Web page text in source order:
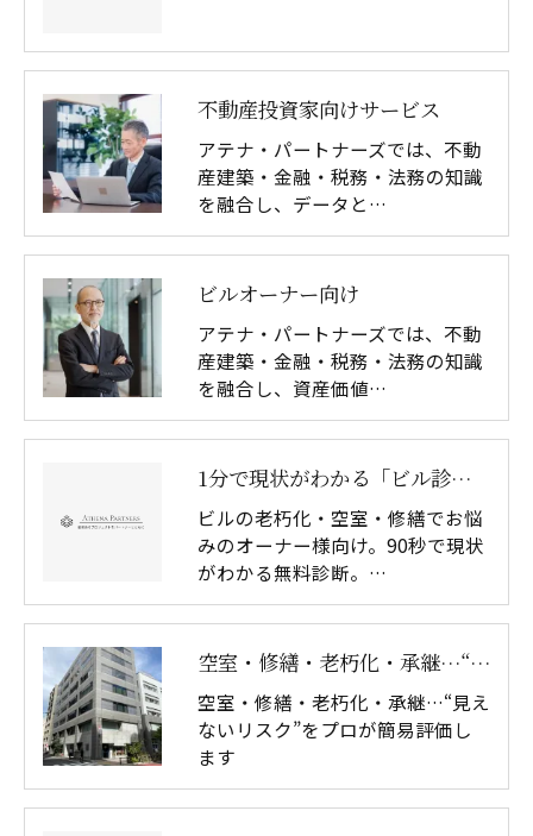
不動産投資家向けサービス
アテナ・パートナーズでは、不動
産建築・金融・税務・法務の知識
を融合し、データと…
ビルオーナー向け
アテナ・パートナーズでは、不動
産建築・金融・税務・法務の知識
を融合し、資産価値…
1分で現状がわかる「ビル診断（無料）」（一般-LP)
ビルの老朽化・空室・修繕でお悩
みのオーナー様向け。90秒で現状
がわかる無料診断。…
空室・修繕・老朽化・承継…“見えないリスク”をプロが簡易評価します（一般）
空室・修繕・老朽化・承継…“見え
ないリスク”をプロが簡易評価し
ます